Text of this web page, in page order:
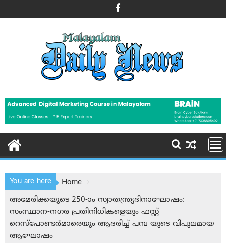
to
You are here
Home
അമേരിക്കയുടെ 250-ാം സ്വാതന്ത്ര്യദിനാഘോഷം:
സംസ്ഥാന-നഗര പ്രതിനിധികളെയും ഫസ്റ്റ്
റെസ്‌പോണ്ടർമാരെയും ആദരിച്ച് പമ്പ യുടെ വിപുലമായ
ആഘോഷം